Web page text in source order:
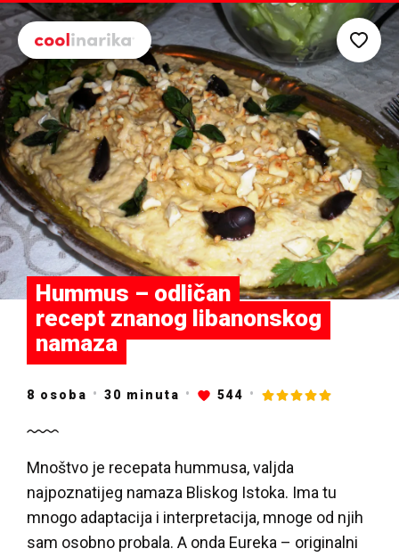
Preskoči na glavni sadržaj
Hummus – odličan
recept znanog libanonskog
namaza
8 osoba 30 minuta 544
Mnoštvo je recepata hummusa, valjda
najpoznatijeg namaza Bliskog Istoka. Ima tu
mnogo adaptacija i interpretacija, mnoge od njih
sam osobno probala. A onda Eureka – originalni